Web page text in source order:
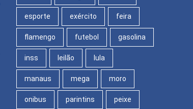
esporte exército feira
flamengo futebol gasolina
inss leilão lula
manaus mega moro
onibus parintins peixe